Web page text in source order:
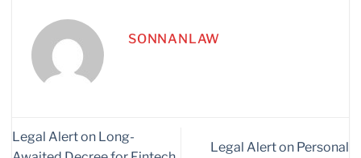
SONNANLAW
Legal Alert on Long-
Legal Alert on Personal